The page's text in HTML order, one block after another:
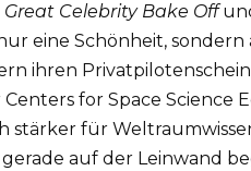
Great Celebrity Bake Off
eine Schönheit, sondern
ihren
for Space Science
stärker für
auf der Leinwand